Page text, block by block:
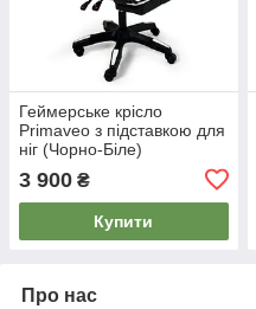
Геймерське крісло
Primaveo з підставкою для
ніг (Чорно-Біле)
3 900 ₴
Купити
Про нас